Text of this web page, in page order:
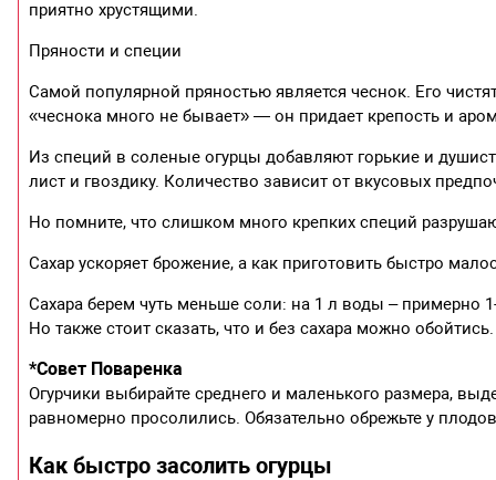
приятно хрустящими.
Пряности и специи
Самой популярной пряностью является чеснок. Его
«чеснока много не бывает» — он придает крепость и
Из специй в соленые огурцы добавляют горькие и
лист и гвоздику. Количество зависит от вкусовых
Но помните, что слишком много крепких специй
Сахар ускоряет брожение, а как приготовить быстро
Сахара берем чуть меньше соли: на 1 л воды – примерно
Но также стоит сказать, что и без сахара можно
*Совет Поваренка
Огурчики выбирайте среднего и маленького размера,
равномерно просолились. Обязательно обрежьте у
Как быстро засолить огурцы